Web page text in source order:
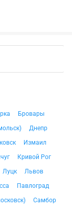
Бровары
Днепр
Измаил
Кривой Рог
Луцк
Львов
Павлоград
Самбор